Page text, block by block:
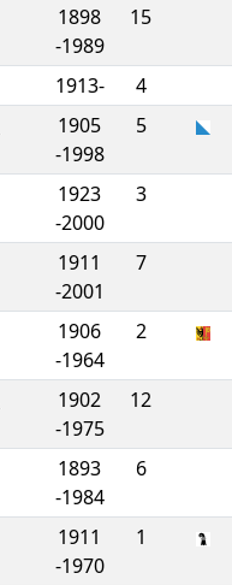
1898
-1989
15
1913-
4
1905
-1998
5
1923
-2000
3
1911
-2001
7
1906
-1964
2
1902
-1975
12
1893
-1984
6
1911
-1970
1